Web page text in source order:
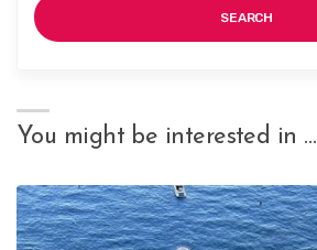
SEARCH
You might be interested in …